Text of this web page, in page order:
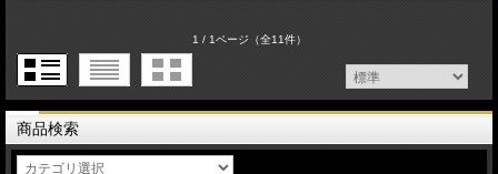
1 / 1ページ（全11件）
商品検索